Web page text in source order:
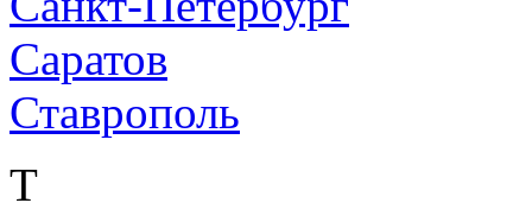
Саратов
Ставрополь
Т